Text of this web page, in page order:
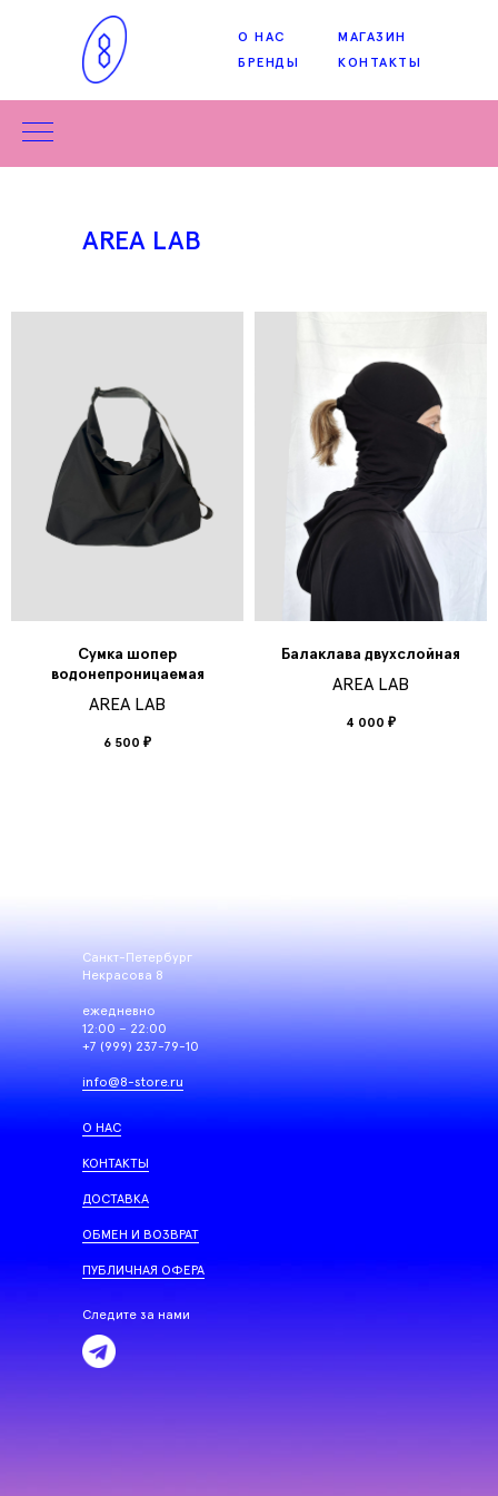
О НАС
МАГАЗИН
КОНТАКТЫ
БРЕНДЫ
AREA LAB
Сумка шопер
водонепроницаемая
AREA LAB
6 500 ₽
Балаклава двухслойная
AREA LAB
4 000 ₽
Санкт-Петербург
Некрасова 8
ежедневно
12:00 – 22:00
+7 (999) 237-79-10
info@8-store.ru
О НАС
КОНТАКТЫ
ДОСТАВКА
ОБМЕН И ВОЗВРАТ
ПУБЛИЧНАЯ ОФЕРА
Следите за нами